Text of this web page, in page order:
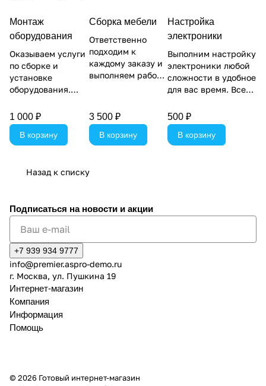
Монтаж
оборудования
Оказываем услуги
по сборке и
установке
оборудования.
в день обращения
или обговариваем
удобное время.
Делаем все
согласованию с
1 000 ₽
В корзину
Сборка мебели
Ответственно
подходим к
каждому заказу и
выполняем работы
окончании всех
работ проводим
уборку, и вы
принимаете заказ
помещении.
3 500 ₽
В корзину
Настройка
электроники
Выполним настройку
электроники любой
сложности в удобное
для вас время. Все
уборкой помещения
— вам не придется
тратить силы на то,
чтобы привести
500 ₽
В корзину
Назад к списку
Подписаться на новости и акции
+7 939 934 9777
info@premier.aspro-demo.ru
г. Москва, ул. Пушкина 19
Интернет-магазин
Компания
Информация
Помощь
© 2026 Готовый интернет-магазин